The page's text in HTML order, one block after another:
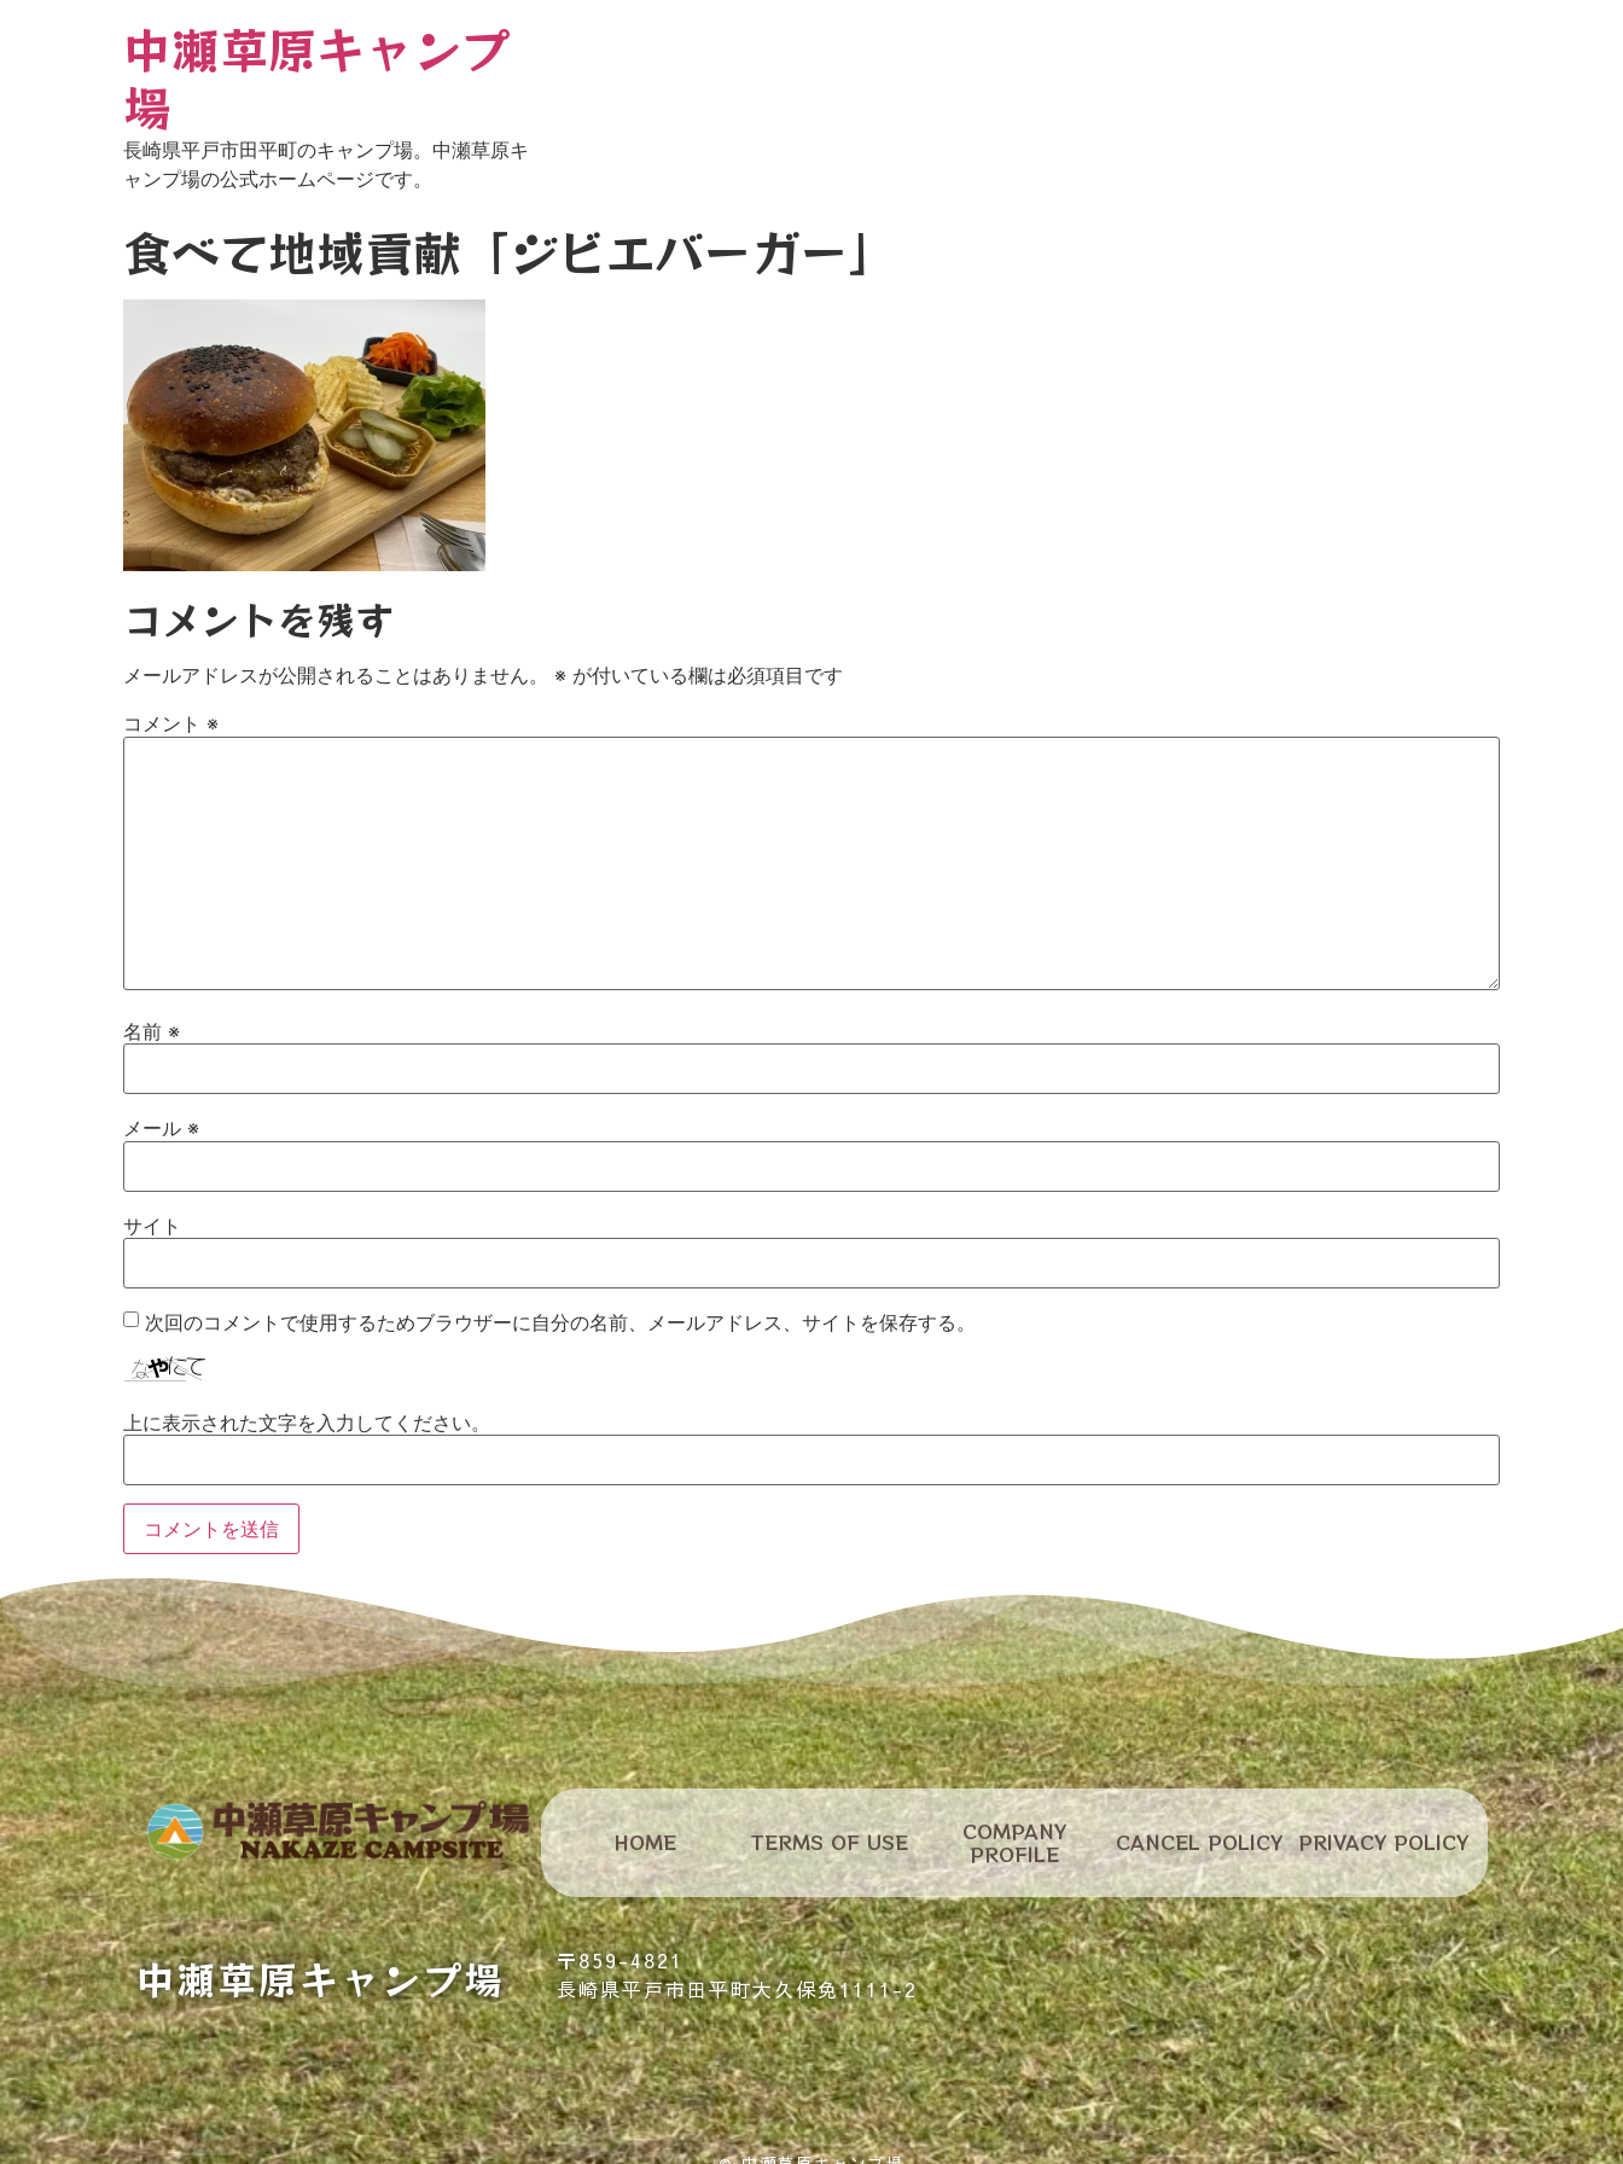
中瀬草原キャンプ
場
長崎県平戸市田平町のキャンプ場。中瀬草原キ
ャンプ場の公式ホームページです。
食べて地域貢献「ジビエバーガー」
コメントを残す
メールアドレスが公開されることはありません。 ※ が付いている欄は必須項目です
コメント ※
名前 ※
メール ※
サイト
次回のコメントで使用するためブラウザーに自分の名前、メールアドレス、サイトを保存する。
上に表示された文字を入力してください。
HOME
ホーム TERMS OF USE
利用規約 COMPANY
PROFILE
会社概要 CANCEL POLICY
キャンセル
ポリシー PRIVACY POLICY
プライバシー
ポリシー
中瀬草原キャンプ場
〒859-4821
長崎県平戸市田平町大久保免1111-2